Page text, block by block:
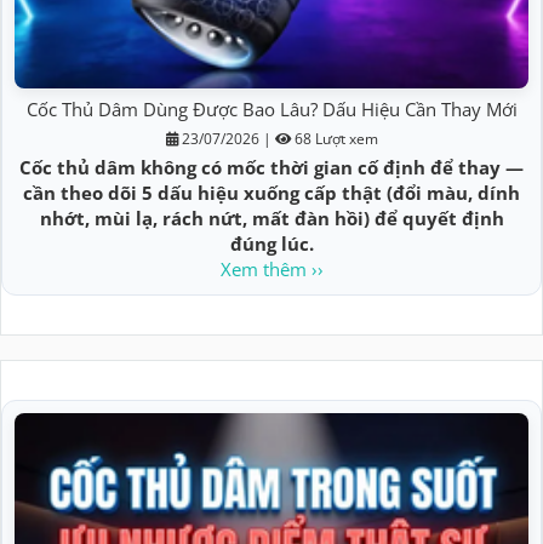
Cốc Thủ Dâm Dùng Được Bao Lâu? Dấu Hiệu Cần Thay Mới
23/07/2026 | 68 Lượt xem
Cốc thủ dâm không có mốc thời gian cố định để thay —
cần theo dõi 5 dấu hiệu xuống cấp thật (đổi màu, dính
nhớt, mùi lạ, rách nứt, mất đàn hồi) để quyết định
đúng lúc.
Xem thêm ››